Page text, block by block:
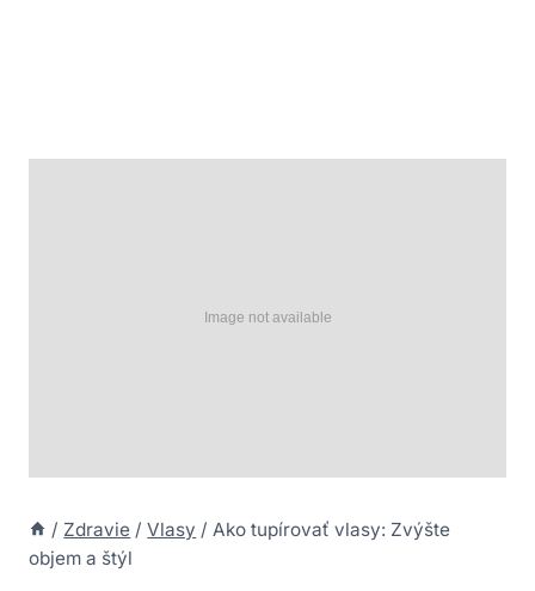
/ Zdravie / Vlasy / Ako tupírovať vlasy: Zvýšte
objem a štýl